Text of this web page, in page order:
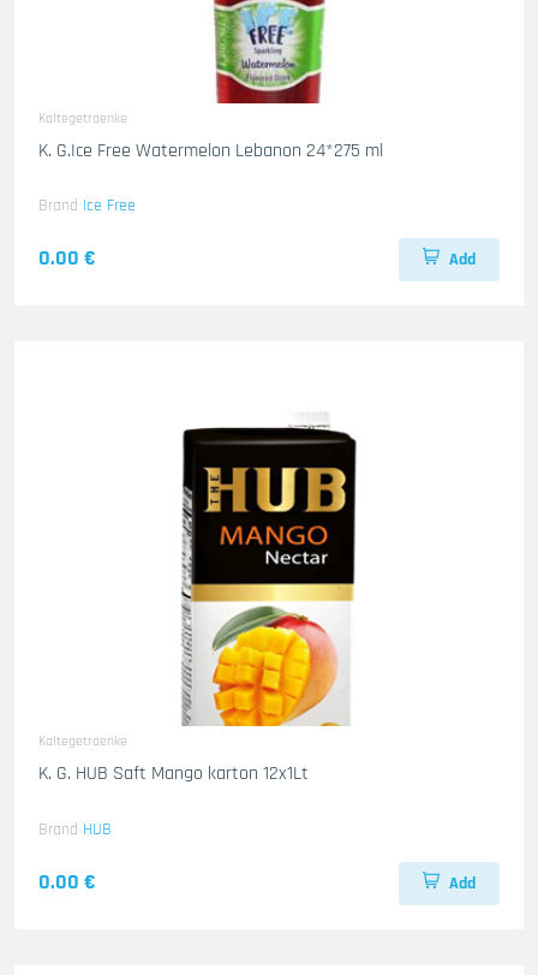
Kaltegetraenke
K. G.Ice Free Watermelon Lebanon 24*275 ml
Brand Ice Free
0.00 € Add
Kaltegetraenke
K. G. HUB Saft Mango karton 12x1Lt
Brand HUB
0.00 € Add